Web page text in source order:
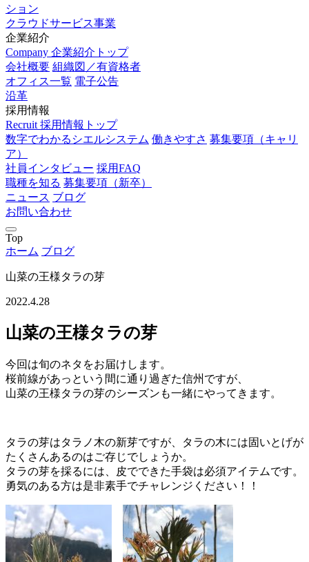
ション
クラウドサービス事業
企業紹介
Company 企業紹介トップ
会社概要 組織図／有資格者
オフィス一覧 電子公告
沿革
採用情報
Recruit 採用情報トップ
数字でわかるシエルシステム 働きやすさ 募集要項（キャリ
ア）
社員インタビュー 採用FAQ
職種を知る 募集要項（新卒）
ニュース ブログ
お問い合わせ
Top
ホーム ブログ
山菜の王様タラの芽
2022.4.28
山菜の王様タラの芽
今回は旬のネタをお届けします。
桜前線があっという間に通り過ぎた信州ですが、
山菜の王様タラの芽のシーズンも一緒にやってきます。
タラの芽はタラノ木の新芽ですが、タラの木には固いとげが
たくさんあるのはご存じでしょうか。
タラの芽を採るには、皮でできた手袋は必須アイテムです。
勇気のある方は是非素手でチャレンジください！！